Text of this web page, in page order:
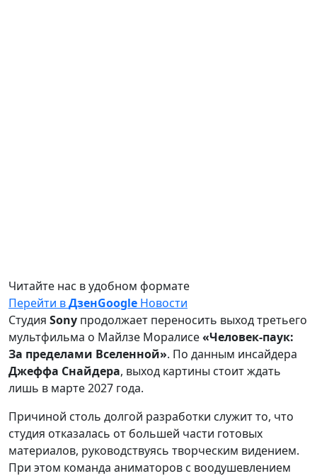
Читайте нас в удобном формате
Перейти вДзенGoogle Новости
Студия Sony продолжает переносить выход третьего
мультфильма о Майлзе Моралисе«Человек-паук:
За пределами Вселенной». По данным инсайдера
Джеффа Снайдера, выход картины стоит ждать
лишь в марте 2027 года.
Причиной столь долгой разработки служит то, что
студия отказалась от большей части готовых
материалов, руководствуясь творческим видением.
При этом команда аниматоров с воодушевлением